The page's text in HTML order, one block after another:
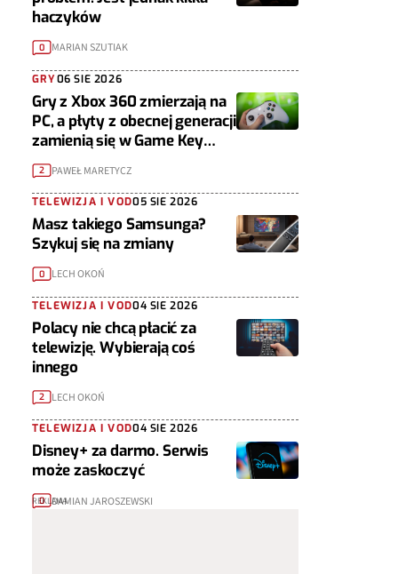
haczyków
0 MARIAN SZUTIAK
GRY06 SIE 2026
Gry z Xbox 360 zmierzają na
PC, a płyty z obecnej generacji
zamienią się w Game Key
Cardy
2 PAWEŁ MARETYCZ
TELEWIZJA I VOD05 SIE 2026
Masz takiego Samsunga?
Szykuj się na zmiany
0 LECH OKOŃ
TELEWIZJA I VOD04 SIE 2026
Polacy nie chcą płacić za
telewizję. Wybierają coś
innego
2 LECH OKOŃ
TELEWIZJA I VOD04 SIE 2026
Disney+ za darmo. Serwis
może zaskoczyć
0 DAMIAN JAROSZEWSKI